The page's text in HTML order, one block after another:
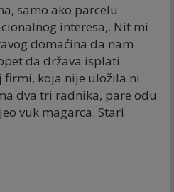
samo ako parcelu
interesa,. Nit mi
domaćina da nam
da država isplati
koja nije uložila ni
dva tri radnika, pare odu
vuk magarca. Stari